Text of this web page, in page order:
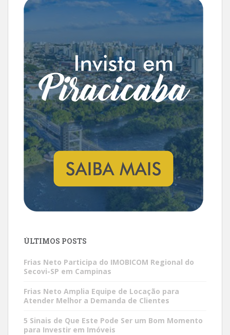
ÚLTIMOS POSTS
Frias Neto Participa do IMOBICOM Regional do
Secovi-SP em Campinas
Frias Neto Amplia Equipe de Locação para
Atender Melhor a Demanda de Clientes
5 Sinais de Que Este Pode Ser um Bom Momento
para Investir em Imóveis